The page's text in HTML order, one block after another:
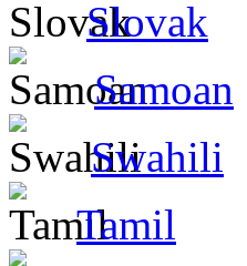
Slovak
Samoan
Swahili
Tamil